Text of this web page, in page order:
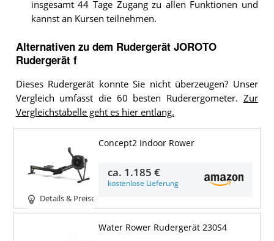
insgesamt 44 Tage Zugang zu allen Funktionen und
kannst an Kursen teilnehmen.
Alternativen zu dem Rudergerät JOROTO
Rudergerät f
Dieses Rudergerät konnte Sie nicht überzeugen? Unser
Vergleich umfasst die 60 besten Ruderergometer. Zur
Vergleichstabelle geht es hier entlang.
Details & Preise
Concept2 Indoor Rower
ca. 1.185 €
kostenlose Lieferung
Water Rower Rudergerät 230S4